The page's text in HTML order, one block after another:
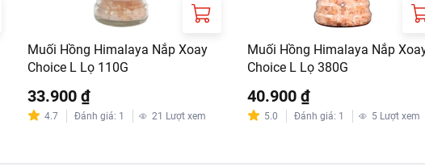
Muối Hồng Himalaya Nắp Xoay
Choice L Lọ 110G
33.900 ₫
4.7 Đánh giá: 1 21 Lượt xem
Muối Hồng Himalaya Nắp
Choice L Lọ 380G
40.900 ₫
5.0 Đánh giá: 1 5 Lượt xem